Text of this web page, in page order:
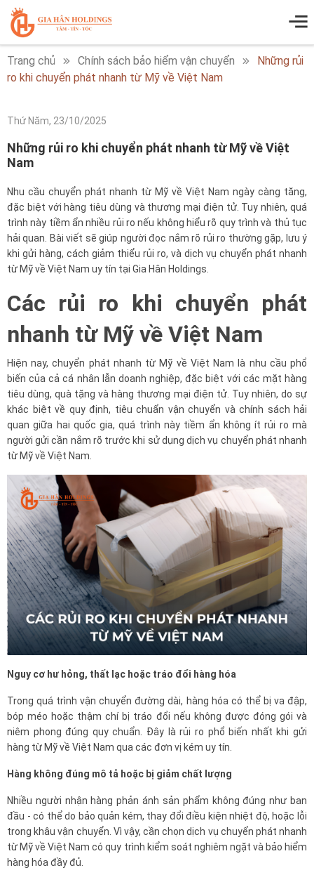
Trang chủ Chính sách bảo hiểm vận chuyển
Những rủi
ro khi chuyển phát nhanh từ Mỹ về Việt Nam
Thứ Năm, 23/10/2025
Những rủi ro khi chuyển phát nhanh từ Mỹ về Việt
Nam
Nhu cầu chuyển phát nhanh từ Mỹ về Việt Nam ngày càng tăng,
đặc biệt với hàng tiêu dùng và thương mại điện tử. Tuy nhiên, quá
trình này tiềm ẩn nhiều rủi ro nếu không hiểu rõ quy trình và thủ tục
hải quan. Bài viết sẽ giúp người đọc nắm rõ rủi ro thường gặp, lưu ý
khi gửi hàng, cách giảm thiểu rủi ro, và dịch vụ chuyển phát nhanh
từ Mỹ về Việt Nam uy tín tại Gia Hân Holdings.
Các rủi ro khi chuyển phát
nhanh từ Mỹ về Việt Nam
Hiện nay, chuyển phát nhanh từ Mỹ về Việt Nam là nhu cầu phổ
biến của cả cá nhân lẫn doanh nghiệp, đặc biệt với các mặt hàng
tiêu dùng, quà tặng và hàng thương mại điện tử. Tuy nhiên, do sự
khác biệt về quy định, tiêu chuẩn vận chuyển và chính sách hải
quan giữa hai quốc gia, quá trình này tiềm ẩn không ít rủi ro mà
người gửi cần nắm rõ trước khi sử dụng dịch vụ chuyển phát nhanh
từ Mỹ về Việt Nam.
Nguy cơ hư hỏng, thất lạc hoặc tráo đổi hàng hóa
Trong quá trình vận chuyển đường dài, hàng hóa có thể bị va đập,
bóp méo hoặc thậm chí bị tráo đổi nếu không được đóng gói và
niêm phong đúng quy chuẩn. Đây là rủi ro phổ biến nhất khi gửi
hàng từ Mỹ về Việt Nam qua các đơn vị kém uy tín.
Hàng không đúng mô tả hoặc bị giảm chất lượng
Nhiều người nhận hàng phản ánh sản phẩm không đúng như ban
đầu - có thể do bảo quản kém, thay đổi điều kiện nhiệt độ, hoặc lỗi
trong khâu vận chuyển. Vì vậy, cần chọn dịch vụ chuyển phát nhanh
từ Mỹ về Việt Nam có quy trình kiểm soát nghiêm ngặt và bảo hiểm
hàng hóa đầy đủ.